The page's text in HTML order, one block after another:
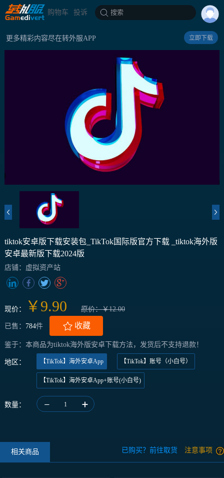
购物车 投诉 搜索
更多精彩内容尽在转外服APP 立即下载
tiktok安卓版下载安装包_TikTok国际版官方下载 _tiktok海外版
安卓最新版下载2024版
店铺：虚拟资产站
现价： ￥9.90 原价：￥12.00
已售： 784件 收藏
鉴于：本商品为tiktok海外版安卓下载方法，发货后不支持退款！
地区： 【TikTok】海外安卓App 【TikTok】账号（小白号）
【TikTok】海外安卓App+账号(小白号)
数量： 1
相关商品 已购买？前往取货 注意事项